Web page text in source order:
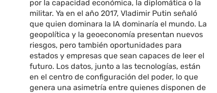
por la capacidad económica, la diplomática o la
militar. Ya en el año 2017, Vladimir Putin señaló
que quien dominara la IA dominaría el mundo. La
geopolítica y la geoeconomía presentan nuevos
riesgos, pero también oportunidades para
estados y empresas que sean capaces de leer el
futuro. Los datos, junto a las tecnologías, están
en el centro de configuración del poder, lo que
genera una asimetría entre quienes disponen de